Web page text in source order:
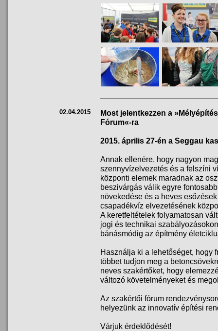
02.04.2015
Most jelentkezzen a
Fórum«-ra
2015. április 27-én a Seggau
Annak ellenére, hogy nagyon
szennyvízelvezetés és a felszíni
központi elemek maradnak az
beszivárgás válik egyre
növekedése és a heves
csapadékvíz elvezetésének
A keretfeltételek folyamatosan
jogi és technikai
bánásmódig az építmény
Használja ki a lehetőséget, hogy
többet tudjon meg a
neves szakértőket, hogy
változó követelményeket és
Az szakértői fórum
helyezünk az innovatív építési
Várjuk érdeklődését!